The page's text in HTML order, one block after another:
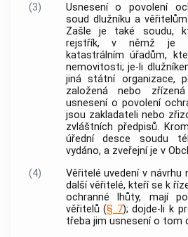
(3)
Usnesení o povolení
soud dlužníku a
Zašle je také soudu,
rejstřík, v němž je
katastrálním úřadům,
nemovitosti; je-li
jiná státní organizace,
založená nebo
usnesení o povolení
jsou zakladateli nebo
zvláštních předpisů.
úřední desce soudu
vydáno, a zveřejní je v
(4)
Věřitelé uvedení v
další věřitelé, kteří se k
ochranné lhůty, mají
věřitelů (§ 7); dojde-li k
třeba jim usnesení o tom